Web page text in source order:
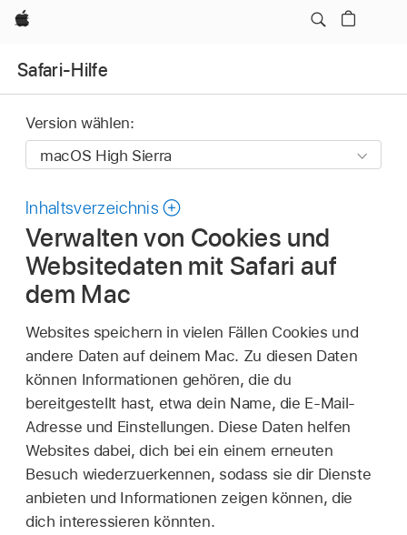
Apple
Safari-Hilfe
Version wählen:
Inhaltsverzeichnis
Verwalten von Cookies und
Websitedaten mit Safari auf
dem Mac
Websites speichern in vielen Fällen Cookies und
andere Daten auf deinem Mac. Zu diesen Daten
können Informationen gehören, die du
bereitgestellt hast, etwa dein Name, die E-Mail-
Adresse und Einstellungen. Diese Daten helfen
Websites dabei, dich bei ein einem erneuten
Besuch wiederzuerkennen, sodass sie dir Dienste
anbieten und Informationen zeigen können, die
dich interessieren könnten.